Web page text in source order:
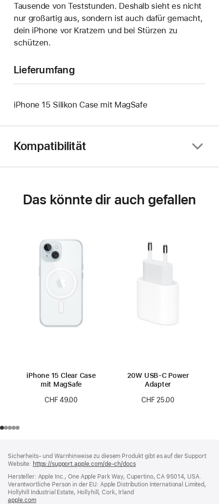
Tausende von Teststunden. Deshalb sieht es nicht
nur großartig aus, sondern ist auch dafür gemacht,
dein iPhone vor Kratzern und bei Stürzen zu
schützen.
Lieferumfang
iPhone 15 Silikon Case mit MagSafe
Kompatibilität
Das könnte dir auch gefallen
iPhone 15 Clear Case
mit MagSafe
CHF 49.00
20W USB‑C Power
Adapter
CHF 25.00
Sicherheits- und Warnhinweise zu diesem Produkt gibt es auf der Support
Website: https://support.apple.com/de-ch/docs(öffnet
neues
Fenster)
Hersteller: Apple Inc., One Apple Park Way, Cupertino, CA 95014, USA.
Verantwortliche Person in der EU: Apple Distribution International Limited,
Hollyhill Industrial Estate, Hollyhill, Cork, Irland
apple.com(öffnet